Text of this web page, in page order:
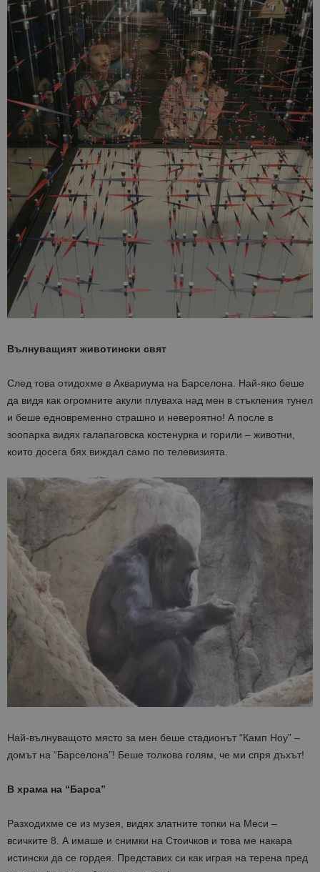
Вълнуващият животински свят
След това отидохме в Аквариума на Барселона. Най-яко беше
да видя как огромните акули плуваха над мен в стъкления тунел
и беше едновременно страшно и невероятно! А после в
зоопарка видях галапаговска костенурка и горили – животни,
които досега бях виждал само по телевизията.
Най-вълнуващото място за мен беше стадионът “Камп Ноу” –
домът на “Барселона”! Беше толкова голям, че ми спря дъхът!
В храма на “Барса”
Разходихме се из музея, видях златните топки на Меси –
всичките 8. А имаше и снимки на Стоичков и това ме накара
истински да се гордея. Представих си как играя на терена пред